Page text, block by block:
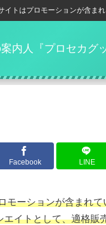
イトはプロモーションが含ま
内人『プロセカグ
Facebook LINE
モーションが含まれて
エイトとして、適格販